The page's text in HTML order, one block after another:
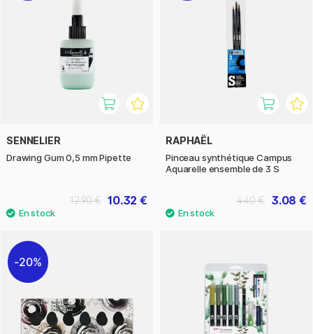
SENNELIER
Drawing Gum 0,5 mm Pipette
10.32 €
12.90 €
RAPHAËL
Pinceau synthétique Campus
Aquarelle ensemble de 3 S
3.08 €
4.40 €
20%